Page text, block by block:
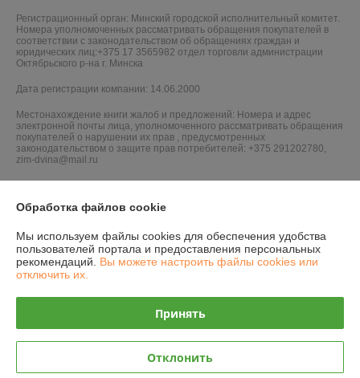
Регистрационный орган: Минский городской исполнительный комитет.
Номера уполномоченных рассматривать обращения покупателей в
соответствии с законодательством об обращениях граждан и
юридических лиц:+375 17 3565982 отдел торговли администрации
Октябрьского р-на г. Минска
Дата регистрации компании: 14.06.2000
Местонахождение книги жалоб и предложений: Номера и адрес
электронной почты лица, уполномоченного рассматривать обращения
покупателей о нарушении их прав , предусмотренных
законодательством о защите прав потребителей: +375 291202780,
zim-dvina@mail.ru
Обработка файлов cookie
Мы используем файлы cookies для обеспечения удобства
пользователей портала и предоставления персональных
рекомендаций. Вы можете настроить файлы cookies или
отключить их.
Принять
Отклонить